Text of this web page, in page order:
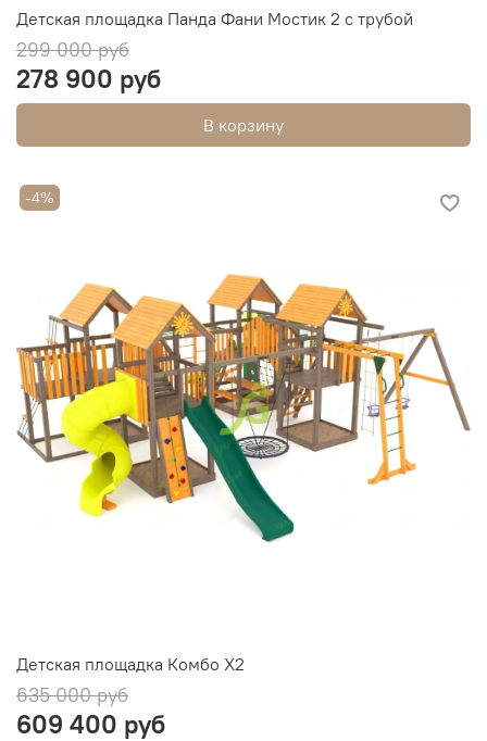
Детская площадка Панда Фани Мостик 2 с трубой
299 000 руб
278 900 руб
В корзину
-4%
Детская площадка Комбо Х2
635 000 руб
609 400 руб